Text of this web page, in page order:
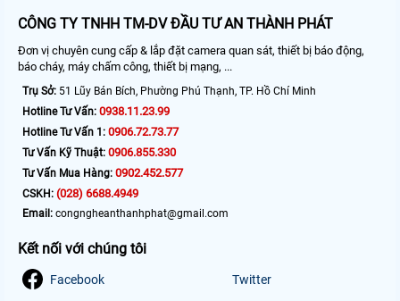
CÔNG TY TNHH TM-DV ĐẦU TƯ AN THÀNH PHÁT
Đơn vị chuyên cung cấp & lắp đặt camera quan sát, thiết bị báo động,
báo cháy, máy chấm công, thiết bị mạng, ...
Trụ Sở: 51 Lũy Bán Bích, Phường Phú Thạnh, TP. Hồ Chí Minh
Hotline Tư Vấn: 0938.11.23.99
Hotline Tư Vấn 1: 0906.72.73.77
Tư Vấn Kỹ Thuật: 0906.855.330
Tư Vấn Mua Hàng: 0902.452.577
CSKH: (028) 6688.4949
Email: congngheanthanhphat@gmail.com
Kết nối với chúng tôi
Facebook Twitter